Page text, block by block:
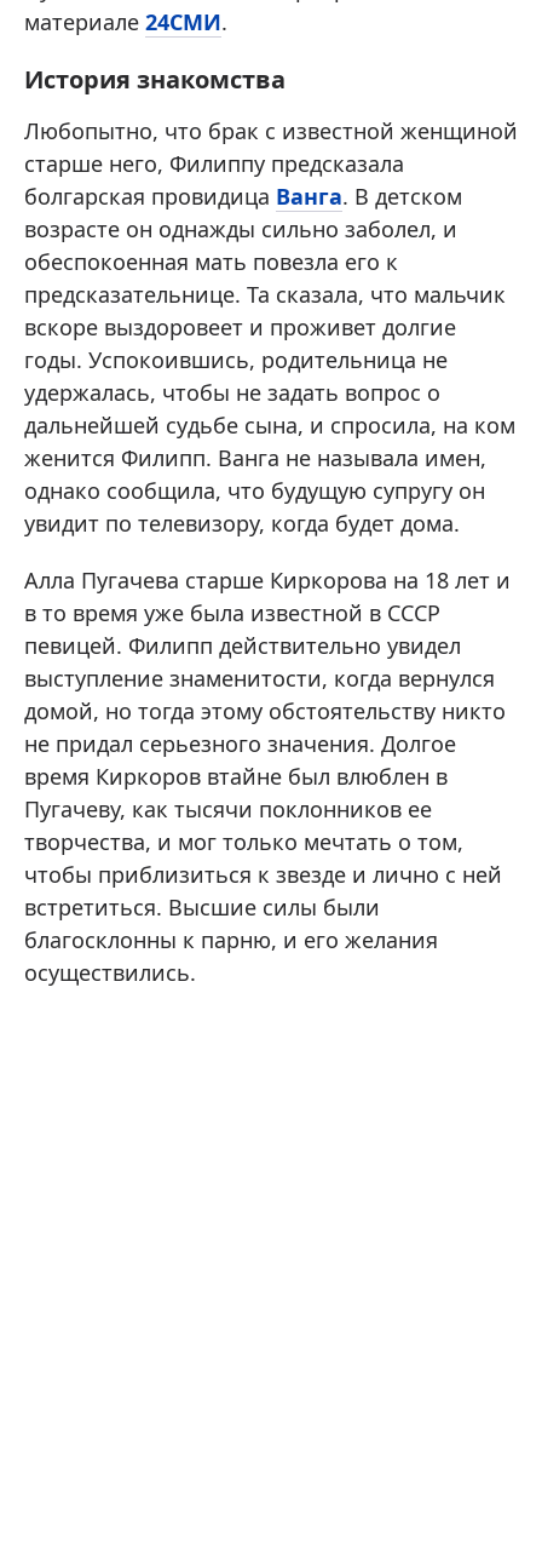
материале 24СМИ.
История знакомства
Любопытно, что брак с известной женщиной
старше него, Филиппу предсказала
болгарская провидица Ванга. В детском
возрасте он однажды сильно заболел, и
обеспокоенная мать повезла его к
предсказательнице. Та сказала, что мальчик
вскоре выздоровеет и проживет долгие
годы. Успокоившись, родительница не
удержалась, чтобы не задать вопрос о
дальнейшей судьбе сына, и спросила, на ком
женится Филипп. Ванга не называла имен,
однако сообщила, что будущую супругу он
увидит по телевизору, когда будет дома.
Алла Пугачева старше Киркорова на 18 лет и
в то время уже была известной в СССР
певицей. Филипп действительно увидел
выступление знаменитости, когда вернулся
домой, но тогда этому обстоятельству никто
не придал серьезного значения. Долгое
время Киркоров втайне был влюблен в
Пугачеву, как тысячи поклонников ее
творчества, и мог только мечтать о том,
чтобы приблизиться к звезде и лично с ней
встретиться. Высшие силы были
благосклонны к парню, и его желания
осуществились.